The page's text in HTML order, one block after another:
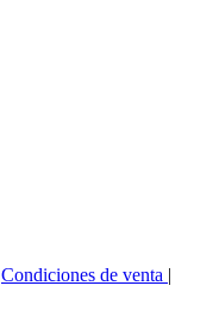
Condiciones de venta |